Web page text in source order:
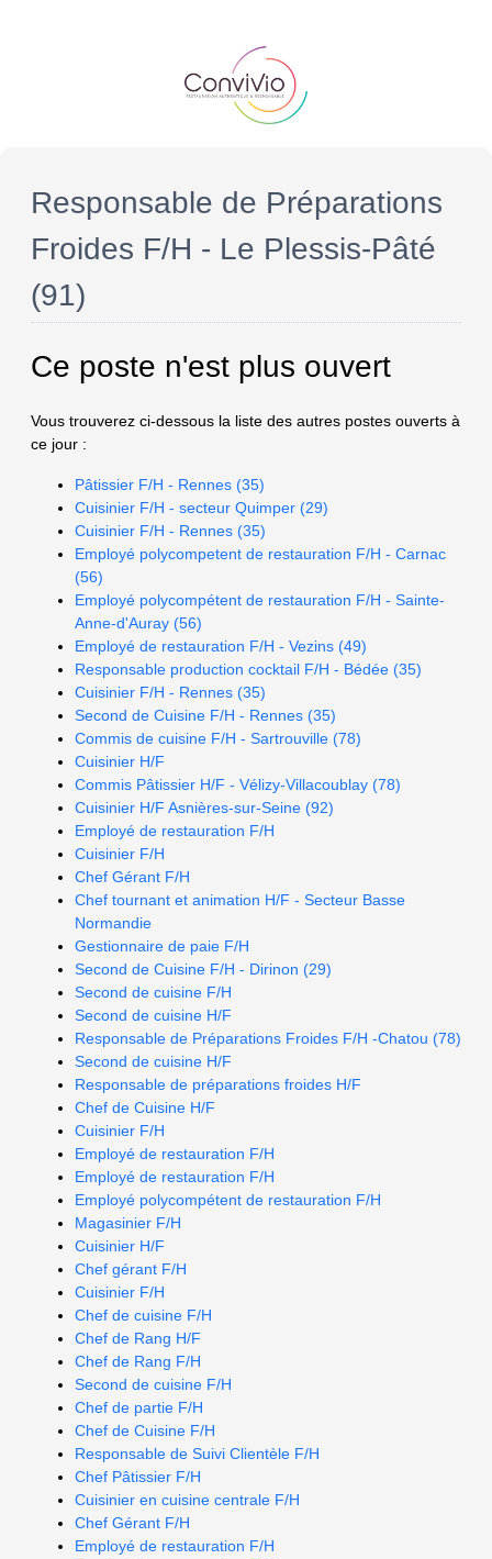
Responsable de Préparations
Froides F/H - Le Plessis-Pâté
(91)
Ce poste n'est plus ouvert
Vous trouverez ci-dessous la liste des autres postes ouverts à
ce jour :
Pâtissier F/H - Rennes (35)
Cuisinier F/H - secteur Quimper (29)
Cuisinier F/H - Rennes (35)
Employé polycompetent de restauration F/H - Carnac
(56)
Employé polycompétent de restauration F/H - Sainte-
Anne-d'Auray (56)
Employé de restauration F/H - Vezins (49)
Responsable production cocktail F/H - Bédée (35)
Cuisinier F/H - Rennes (35)
Second de Cuisine F/H - Rennes (35)
Commis de cuisine F/H - Sartrouville (78)
Cuisinier H/F
Commis Pâtissier H/F - Vélizy-Villacoublay (78)
Cuisinier H/F Asnières-sur-Seine (92)
Employé de restauration F/H
Cuisinier F/H
Chef Gérant F/H
Chef tournant et animation H/F - Secteur Basse
Normandie
Gestionnaire de paie F/H
Second de Cuisine F/H - Dirinon (29)
Second de cuisine F/H
Second de cuisine H/F
Responsable de Préparations Froides F/H -Chatou (78)
Second de cuisine H/F
Responsable de préparations froides H/F
Chef de Cuisine H/F
Cuisinier F/H
Employé de restauration F/H
Employé de restauration F/H
Employé polycompétent de restauration F/H
Magasinier F/H
Cuisinier H/F
Chef gérant F/H
Cuisinier F/H
Chef de cuisine F/H
Chef de Rang H/F
Chef de Rang F/H
Second de cuisine F/H
Chef de partie F/H
Chef de Cuisine F/H
Responsable de Suivi Clientèle F/H
Chef Pâtissier F/H
Cuisinier en cuisine centrale F/H
Chef Gérant F/H
Employé de restauration F/H